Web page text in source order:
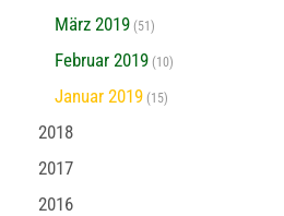
März 2019 (51)
Februar 2019 (10)
Januar 2019 (15)
2018
2017
2016